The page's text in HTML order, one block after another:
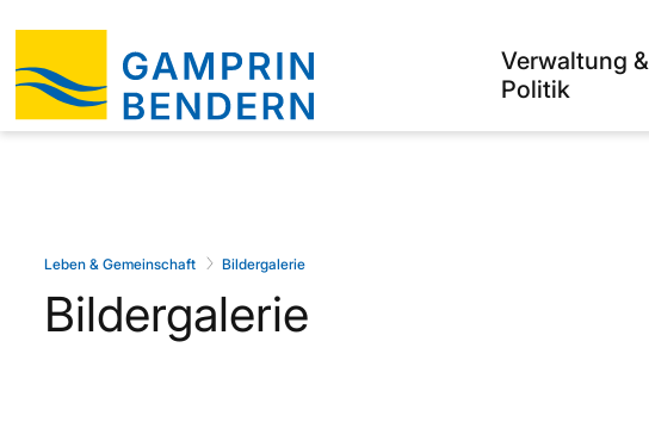
Verwaltung &
Politik
Leben & Gemeinschaft Bildergalerie
Bildergalerie